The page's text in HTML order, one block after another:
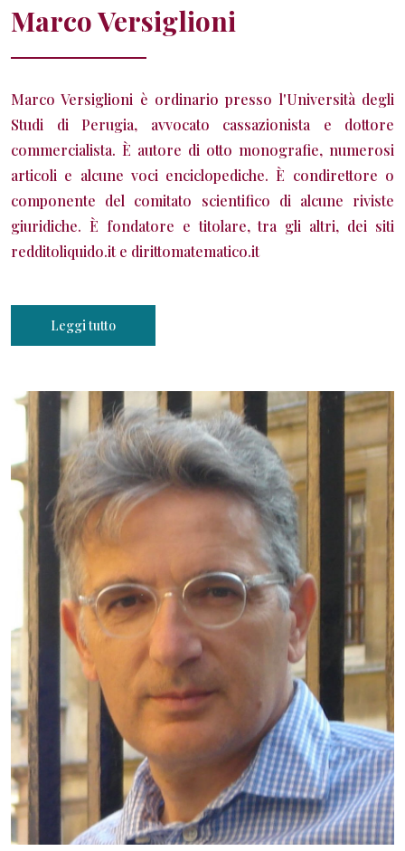
Marco Versiglioni
Marco Versiglioni è ordinario presso l'Università degli
Studi di Perugia, avvocato cassazionista e dottore
commercialista. È autore di otto monografie, numerosi
articoli e alcune voci enciclopediche. È condirettore o
componente del comitato scientifico di alcune riviste
giuridiche. È fondatore e titolare, tra gli altri, dei siti
redditoliquido.ite dirittomatematico.it
Leggi tutto